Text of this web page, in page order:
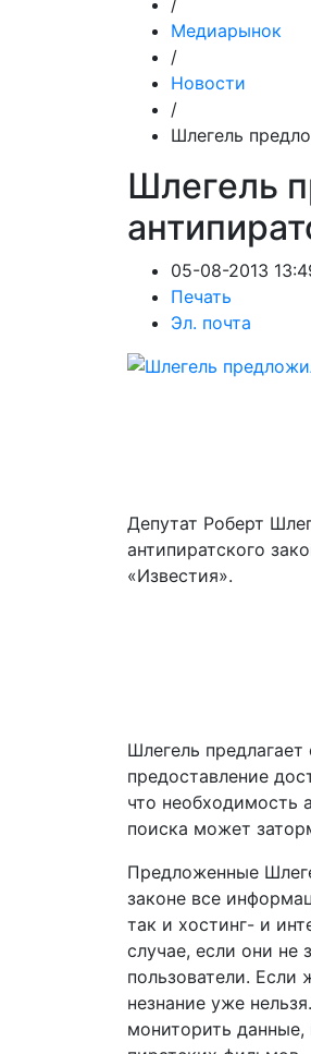
/
Медиарынок
/
Новости
/
Шлегель
Шлегель
05-08-2013
Печать
Эл. почта
Депутат Роберт
антипиратского
«Известия».
Шлегель
предоставление
что необходимость
поиска может
Предложенные
законе все
так и хостинг- и
случае, если они не
пользователи. Если
незнание уже
мониторить данные,